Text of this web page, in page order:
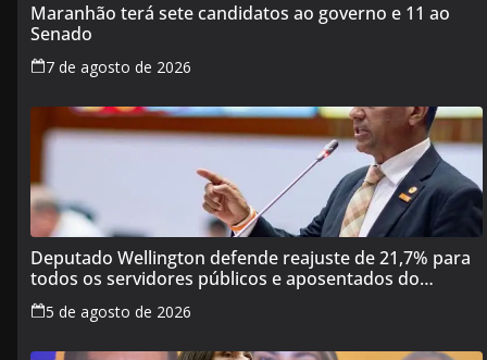
Maranhão terá sete candidatos ao governo e 11 ao
Senado
7 de agosto de 2026
Deputado Wellington defende reajuste de 21,7% para
todos os servidores públicos e aposentados do
Maranhão
5 de agosto de 2026